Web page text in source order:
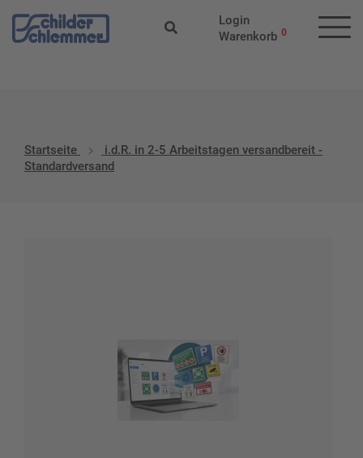
Login
Warenkorb 0
versandbereit - Standardversand
Startseite
i.d.R. in 2-5 Arbeitstagen versandbereit -
Standardversand